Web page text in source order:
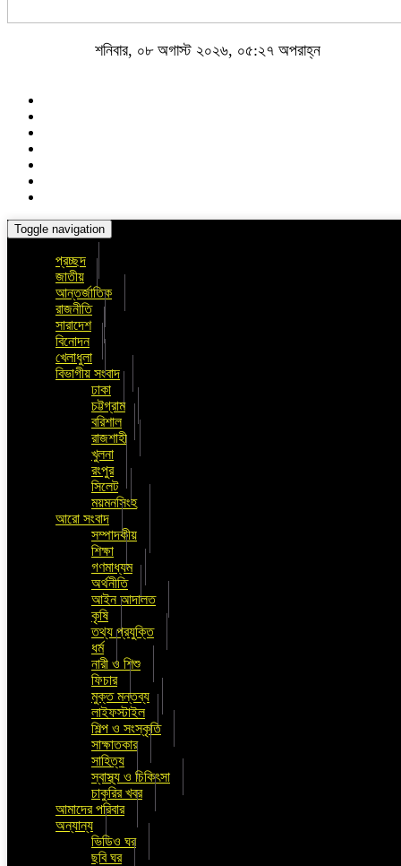
শনিবার, ০৮ অগাস্ট ২০২৬, ০৫:২৭ অপরাহ্ন
Toggle navigation
প্রচ্ছদ
জাতীয়
আন্তর্জাতিক
রাজনীতি
সারাদেশ
বিনোদন
খেলাধুলা
বিভাগীয় সংবাদ
ঢাকা
চট্টগ্রাম
বরিশাল
রাজশাহী
খুলনা
রংপুর
সিলেট
ময়মনসিংহ
আরো সংবাদ
সম্পাদকীয়
শিক্ষা
গণমাধ্যম
অর্থনীতি
আইন আদালত
কৃষি
তথ্য প্রযুক্তি
ধর্ম
নারী ও শিশু
ফিচার
মুক্ত মন্তব্য
লাইফস্টাইল
শিল্প ও সংস্কৃতি
সাক্ষাতকার
সাহিত্য
স্বাস্থ্য ও চিকিৎসা
চাকুরির খবর
আমাদের পরিবার
অন্যান্য
ভিডিও ঘর
ছবি ঘর